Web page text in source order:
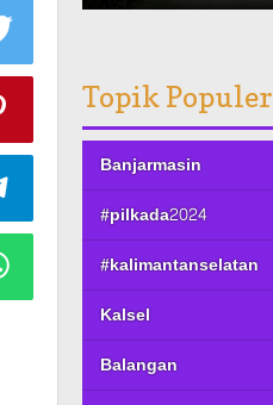
Topik Populer
Banjarmasin
#pilkada2024
#kalimantanselatan
Kalsel
Balangan